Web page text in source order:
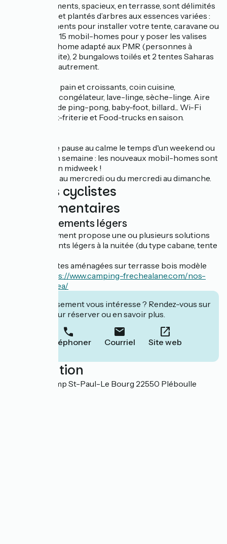
Les emplacements, spacieux, en terrasse, sont délimités
par des haies et plantés d’arbres aux essences variées :
60 emplacements pour installer votre tente, caravane ou
camping-car, 15 mobil-homes pour y poser les valises
dont 1 mobil-home adapté aux PMR (personnes à
mobilité réduite), 2 bungalows toilés et 2 tentes Saharas
pour camper autrement.
Épicerie avec pain et croissants, coin cuisine,
réfrigérateur, congélateur, lave-linge, sèche-linge. Aire
de jeux, table de ping-pong, baby-foot, billard... Wi-Fi
gratuit. Snack-friterie et Food-trucks en saison.
Profitez d'une pause au calme le temps d'un weekend ou
d'un séjour en semaine : les nouveaux mobil-homes sont
disponibles en midweek !
Du dimanche au mercredi ou du mercredi au dimanche.
Services cyclistes
complémentaires
Hébergements légers
Cet établissement propose une ou plusieurs solutions
d'hébergements légers à la nuitée (du type cabane, tente
Plusieurs tentes aménagées sur terrasse bois modèle
https://www.camping-frechealane.com/nos-
tentes-moorea/
Cet établissement vous intéresse ? Rendez-vous sur
leur site pour réserver ou en savoir plus.
Téléphoner Courriel Site web
Localisation
6 rue du Champ St-Paul-Le Bourg 22550 Pléboulle